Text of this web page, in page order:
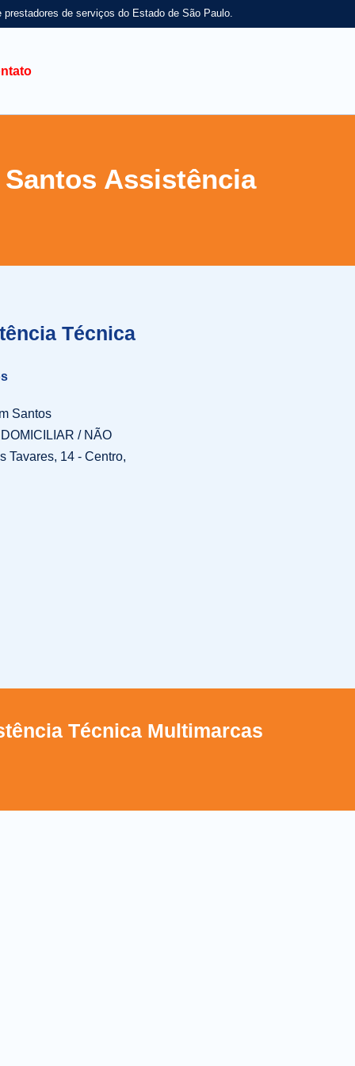
prestadores de serviços do Estado de São Paulo.
Assistência
Técnica
Santos
/ NÃO
Tavares, 14 - Centro,
Técnica Multimarcas